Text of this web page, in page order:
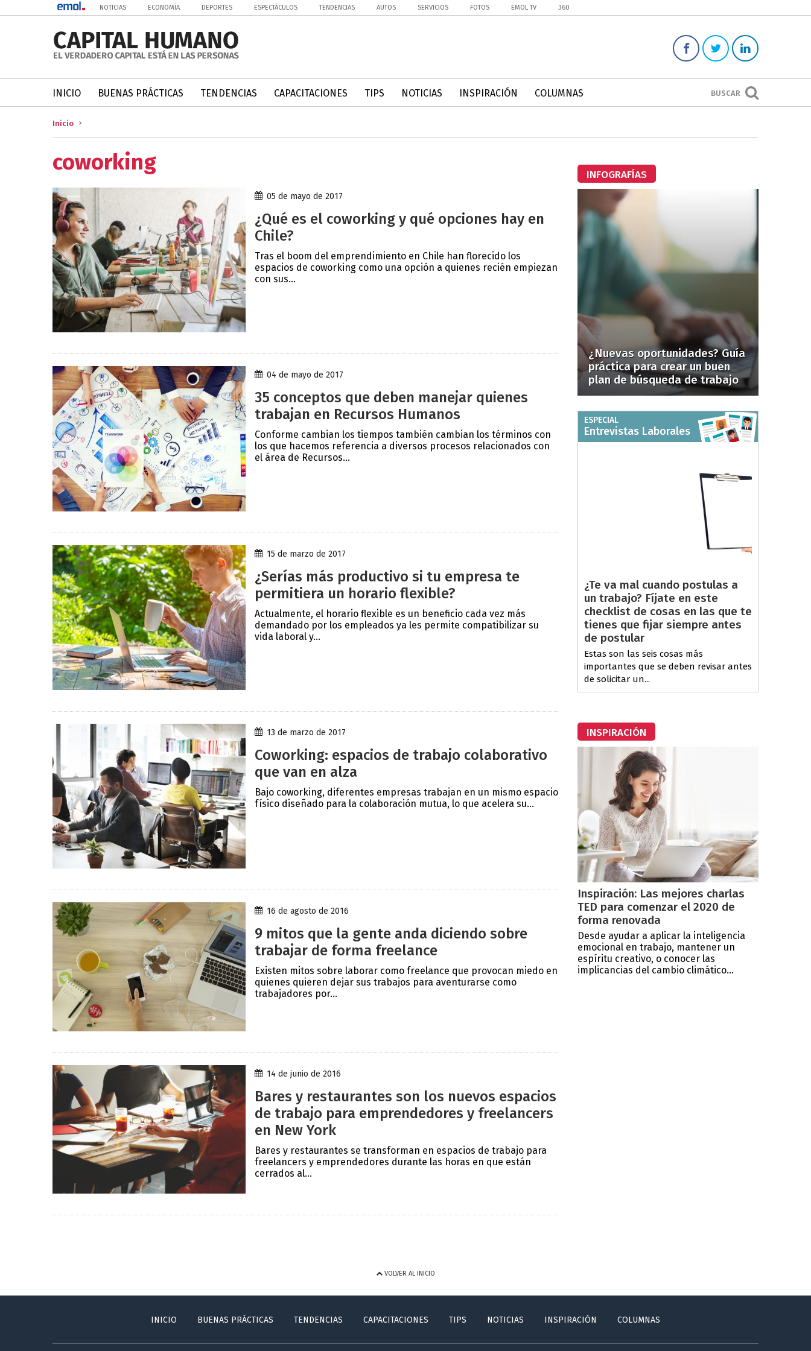
NOTICIAS ECONOMÍA DEPORTES ESPECTÁCULOS TENDENCIAS AUTOS SERVICIOS FOTOS EMOL TV 360
BUSCAR
INICIO BUENAS PRÁCTICAS TENDENCIAS CAPACITACIONES TIPS NOTICIAS INSPIRACIÓN COLUMNAS
Inicio
coworking
05 de mayo de 2017
¿Qué es el coworking y qué opciones hay en
Chile?
Tras el boom del emprendimiento en Chile han florecido los
espacios de coworking como una opción a quienes recién empiezan
con sus...
04 de mayo de 2017
35 conceptos que deben manejar quienes
trabajan en Recursos Humanos
Conforme cambian los tiempos también cambian los términos con
los que hacemos referencia a diversos procesos relacionados con
el área de Recursos...
15 de marzo de 2017
¿Serías más productivo si tu empresa te
permitiera un horario flexible?
Actualmente, el horario flexible es un beneficio cada vez más
demandado por los empleados ya les permite compatibilizar su
vida laboral y...
13 de marzo de 2017
Coworking: espacios de trabajo colaborativo
que van en alza
Bajo coworking, diferentes empresas trabajan en un mismo espacio
físico diseñado para la colaboración mutua, lo que acelera su...
16 de agosto de 2016
9 mitos que la gente anda diciendo sobre
trabajar de forma freelance
Existen mitos sobre laborar como freelance que provocan miedo en
quienes quieren dejar sus trabajos para aventurarse como
trabajadores por...
14 de junio de 2016
Bares y restaurantes son los nuevos espacios
de trabajo para emprendedores y freelancers
en New York
Bares y restaurantes se transforman en espacios de trabajo para
freelancers y emprendedores durante las horas en que están
cerrados al...
INFOGRAFÍAS
¿Nuevas oportunidades? Guía
práctica para crear un buen
plan de búsqueda de trabajo
ESPECIAL
Entrevistas Laborales
¿Te va mal cuando postulas a
un trabajo? Fíjate en este
checklist de cosas en las que te
tienes que fijar siempre antes
de postular
Estas son las seis cosas más
importantes que se deben revisar antes
de solicitar un...
INSPIRACIÓN
Inspiración: Las mejores charlas
TED para comenzar el 2020 de
forma renovada
Desde ayudar a aplicar la inteligencia
emocional en trabajo, mantener un
espíritu creativo, o conocer las
implicancias del cambio climático...
VOLVER AL INICIO
INICIO BUENAS PRÁCTICAS TENDENCIAS CAPACITACIONES TIPS NOTICIAS INSPIRACIÓN COLUMNAS